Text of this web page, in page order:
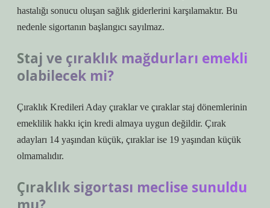
hastalığı sonucu oluşan sağlık giderlerini karşılamaktır. Bu
nedenle sigortanın başlangıcı sayılmaz.
Staj ve çıraklık mağdurları emekli
olabilecek mi?
Çıraklık Kredileri Aday çıraklar ve çıraklar staj dönemlerinin
emeklilik hakkı için kredi almaya uygun değildir. Çırak
adayları 14 yaşından küçük, çıraklar ise 19 yaşından küçük
olmamalıdır.
Çıraklık sigortası meclise sunuldu